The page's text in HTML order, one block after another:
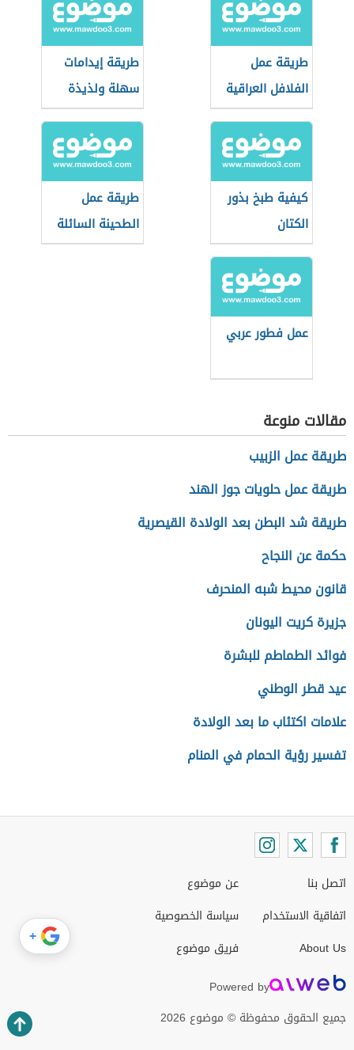
طريقة عمل
الفلافل العراقية
طريقة إيدامات
سهلة ولذيذة
كيفية طبخ بذور
الكتان
طريقة عمل
الطحينة السائلة
للفلافل
عمل فطور عربي
مقالات منوعة
طريقة عمل الزبيب
طريقة عمل حلويات جوز الهند
طريقة شد البطن بعد الولادة القيصرية
حكمة عن النجاح
قانون محيط شبه المنحرف
جزيرة كريت اليونان
فوائد الطماطم للبشرة
عيد قطر الوطني
علامات اكتئاب ما بعد الولادة
تفسير رؤية الحمام في المنام
اتصل بنا
اتفاقية الاستخدام
About Us
عن موضوع
سياسة الخصوصية
فريق موضوع
Powered by
جميع الحقوق محفوظة © موضوع 2026
+